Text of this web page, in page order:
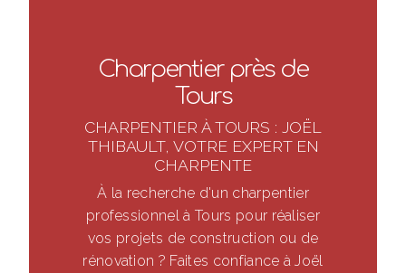
Charpentier près de
Tours
CHARPENTIER À TOURS : JOËL
THIBAULT, VOTRE EXPERT EN
CHARPENTE
À la recherche d'un charpentier
professionnel à Tours pour réaliser
vos projets de construction ou de
rénovation ? Faites confiance à Joël